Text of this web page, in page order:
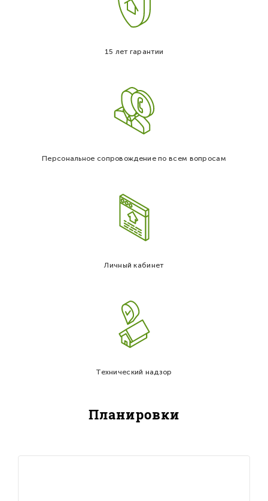
15 лет гарантии
Персональное сопровождение по всем вопросам
Личный кабинет
Технический надзор
Планировки